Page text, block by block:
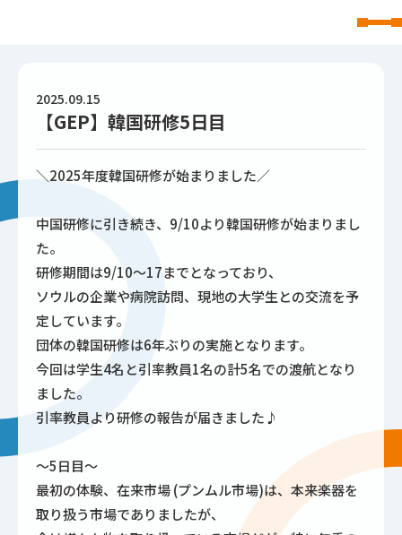
2025.09.15
【GEP】韓国研修5日目
＼2025年度韓国研修が始まりました／
中国研修に引き続き、9/10より韓国研修が始まりまし
た。
研修期間は9/10～17までとなっており、
ソウルの企業や病院訪問、現地の大学生との交流を予
定しています。
団体の韓国研修は6年ぶりの実施となります。
今回は学生4名と引率教員1名の計5名での渡航となり
ました。
引率教員より研修の報告が届きました♪
～5日目～
最初の体験、在来市場 (プンムル市場)は、本来楽器を
取り扱う市場でありましたが、